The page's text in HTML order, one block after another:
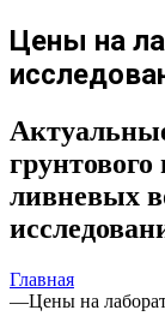
Цены на
ливневых
Главная
—Цены на